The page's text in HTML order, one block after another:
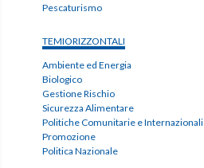
Pescaturismo
TEMIORIZZONTALI
Ambiente ed Energia
Biologico
Gestione Rischio
Sicurezza Alimentare
Politiche Comunitarie e Internazionali
Promozione
Politica Nazionale